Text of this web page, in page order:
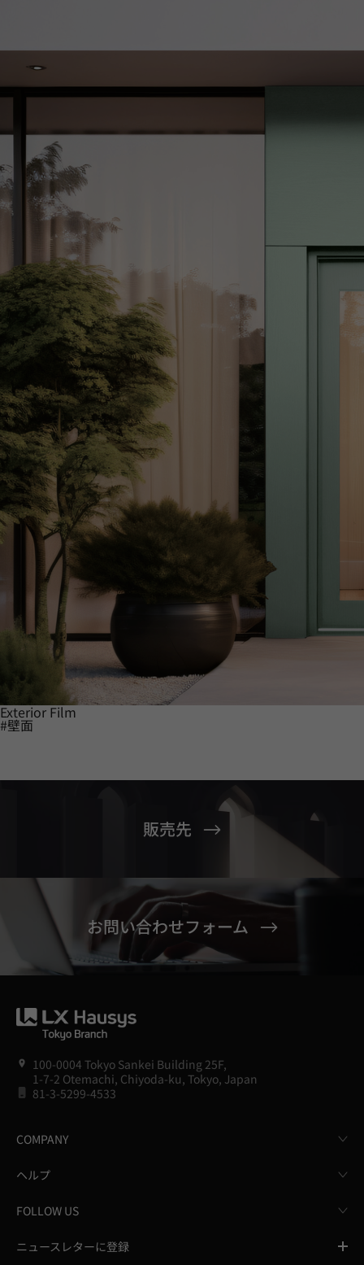
Exterior Film
#壁面
販売先
お問い合わせフォーム
100-0004 Tokyo Sankei Building 25F,
1-7-2 Otemachi, Chiyoda-ku, Tokyo, Japan
81-3-5299-4533
COMPANY
ヘルプ
FOLLOW US
ニュースレターに登録